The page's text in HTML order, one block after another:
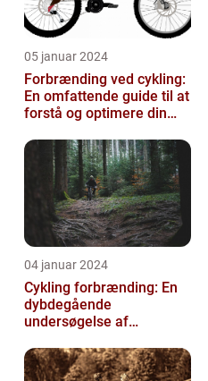
05 januar 2024
Forbrænding ved cykling:
En omfattende guide til at
forstå og optimere din
04 januar 2024
Cykling forbrænding: En
dybdegående
undersøgelse af
cykling